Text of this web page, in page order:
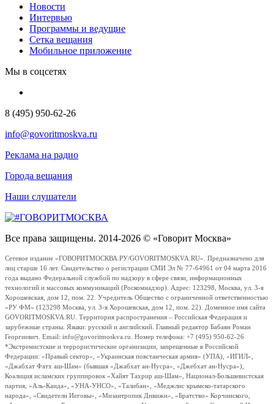
Новости
Интервью
Программы и ведущие
Сетка вещания
Мобильное приложение
Мы в соцсетях
8 (495) 950-62-26
info@govoritmoskva.ru
Реклама на радио
Города вещания
Наши слушатели
Все права защищены. 2014-2026 © «Говорит Москва»
Сетевое издание «ГОВОРИТМОСКВА.РУ/GOVORITMOSKVA.RU». Предназначено для
лиц старше 16 лет. Свидетельство о регистрации СМИ Эл № 77-64961 от 04 марта 2016
года выдано Федеральной службой по надзору в сфере связи, информационных
технологий и массовых коммуникаций (Роскомнадзор). Адрес: 123298, Москва, ул. 3-я
Хорошевская, дом 12, пом. 22. Учредитель Общество с ограниченной ответственностью
«РУ ФМ» (123298 Москва, ул. 3-я Хорошевская, дом 12, пом. 22). Доменное имя сайта
GOVORITMOSKVA.RU. Территория распространения – Российская Федерация и
зарубежные страны. Языки: русский и английский. Главный редактор Бабаян Роман
Георгиевич. Email: info@govoritmoskva.ru. Номер телефона: +7 (495) 950-62-26
*Экстремистские и террористические организации, запрещенные в Российской
Федерации: «Правый сектор», «Украинская повстанческая армия» (УПА), «ИГИЛ»,
«Джабхат Фатх аш-Шам» (бывшая «Джабхат ан-Нусра», «Джебхат ан-Нусра»),
Коалиция исламских группировок «Хайят Тахрир аш-Шам», Национал-Большевистская
партия, «Аль-Каида», «УНА-УНСО», «Талибан», «Меджлис крымско-татарского
народа», «Свидетели Иеговы», «Мизантропик Дивижн», «Братство» Корчинского,